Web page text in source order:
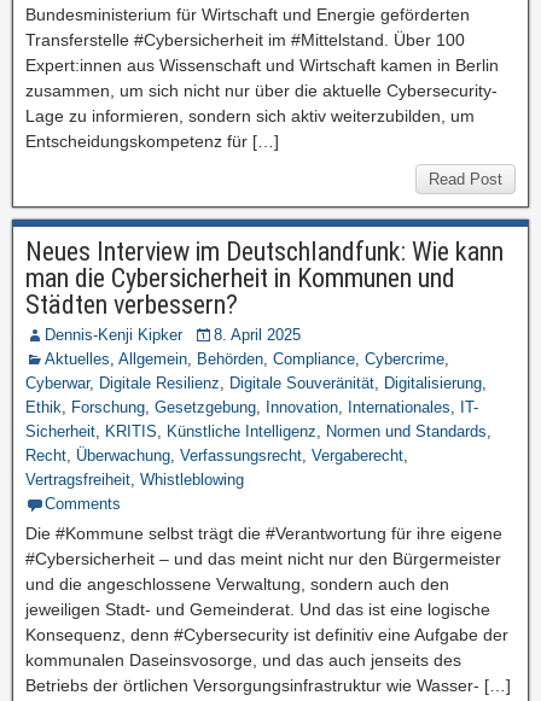
Bundesministerium für Wirtschaft und Energie geförderten
Transferstelle #Cybersicherheit im #Mittelstand. Über 100
Expert:innen aus Wissenschaft und Wirtschaft kamen in Berlin
zusammen, um sich nicht nur über die aktuelle Cybersecurity-
Lage zu informieren, sondern sich aktiv weiterzubilden, um
Entscheidungskompetenz für […]
Read Post
Neues Interview im Deutschlandfunk: Wie kann
man die Cybersicherheit in Kommunen und
Städten verbessern?
Dennis-Kenji Kipker
8. April 2025
Aktuelles, Allgemein, Behörden, Compliance, Cybercrime,
Cyberwar, Digitale Resilienz, Digitale Souveränität, Digitalisierung,
Ethik, Forschung, Gesetzgebung, Innovation, Internationales, IT-
Sicherheit, KRITIS, Künstliche Intelligenz, Normen und Standards,
Recht, Überwachung, Verfassungsrecht, Vergaberecht,
Vertragsfreiheit, Whistleblowing
Comments
Die #Kommune selbst trägt die #Verantwortung für ihre eigene
#Cybersicherheit – und das meint nicht nur den Bürgermeister
und die angeschlossene Verwaltung, sondern auch den
jeweiligen Stadt- und Gemeinderat. Und das ist eine logische
Konsequenz, denn #Cybersecurity ist definitiv eine Aufgabe der
kommunalen Daseinsvosorge, und das auch jenseits des
Betriebs der örtlichen Versorgungsinfrastruktur wie Wasser- […]